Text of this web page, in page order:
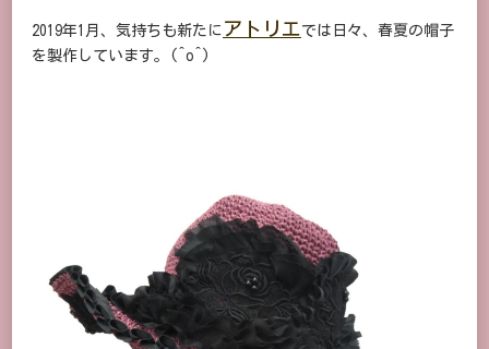
2019年1月、気持ちも新たに アトリエ では日々、春夏の帽子
を製作しています。(^o^)